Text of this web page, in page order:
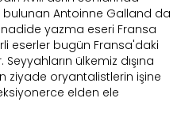
bulunan Antoinne Galland da
yazma eseri Fransa
eserler bugün Fransa'daki
ülkemiz dışına
ziyade oryantalistlerin işine
elden ele